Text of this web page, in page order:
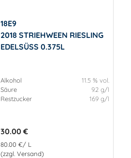
18E9
2018 STRIEHWEEN RIESLING
EDELSÜSS 0.375L
Alkohol
11.5 % vol.
Säure
9.2 g/l
Restzucker
169 g/l
30.00 €
80.00 €/ L
(zzgl. Versand)